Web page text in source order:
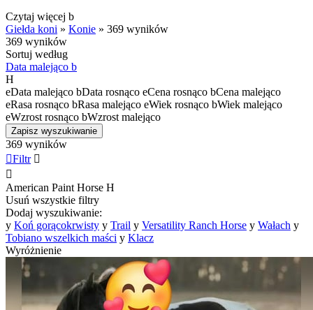
Czytaj więcej b
Giełda koni » Konie » 369 wyników
369 wyników
Sortuj według
Data malejąco b
H
eData malejąco bData rosnąco eCena rosnąco bCena malejąco
eRasa rosnąco bRasa malejąco eWiek rosnąco bWiek malejąco
eWzrost rosnąco bWzrost malejąco
Zapisz wyszukiwanie
369 wyników
Filtr 

American Paint Horse H
Usuń wszystkie filtry
Dodaj wyszukiwanie:
y Koń gorącokrwisty y Trail y Versatility Ranch Horse y Wałach y
Tobiano wszelkich maści y Klacz
Wyróżnienie